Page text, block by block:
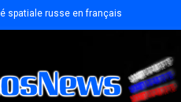
spatiale russe en français